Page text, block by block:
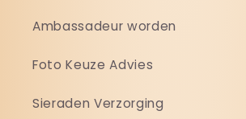
Ambassadeur worden
Foto Keuze Advies
Sieraden Verzorging